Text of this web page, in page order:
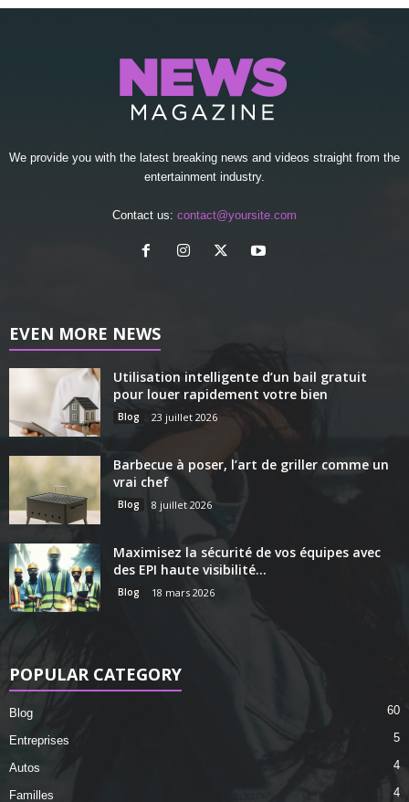
We provide you with the latest breaking news and videos straight from the
entertainment industry.
Contact us: contact@yoursite.com
EVEN MORE NEWS
Utilisation intelligente d’un bail gratuit
pour louer rapidement votre bien
Blog 23 juillet 2026
Barbecue à poser, l’art de griller comme un
vrai chef
Blog 8 juillet 2026
Maximisez la sécurité de vos équipes avec
des EPI haute visibilité...
Blog 18 mars 2026
POPULAR CATEGORY
Blog 60
Entreprises 5
Autos 4
Familles 4